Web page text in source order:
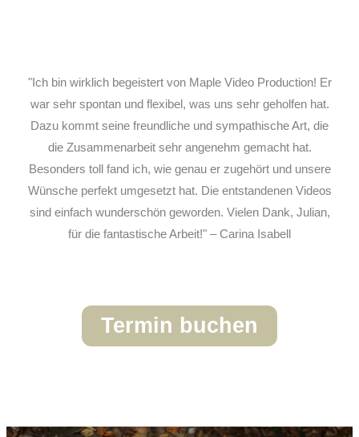
"Ich bin wirklich begeistert von Maple Video Production! Er
war sehr spontan und flexibel, was uns sehr geholfen hat.
Dazu kommt seine freundliche und sympathische Art, die
die Zusammenarbeit sehr angenehm gemacht hat.
Besonders toll fand ich, wie genau er zugehört und unsere
Wünsche perfekt umgesetzt hat. Die entstandenen Videos
sind einfach wunderschön geworden. Vielen Dank, Julian,
für die fantastische Arbeit!" – Carina Isabell
Termin buchen